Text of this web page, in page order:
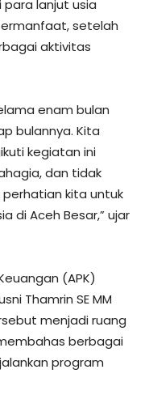
lanjut usia
setelah
aktivitas
enam bulan
bulannya. Kita
kegiatan ini
dan tidak
kita untuk
di Aceh Besar,” ujar
(APK)
Thamrin SE MM
menjadi ruang
berbagai
program